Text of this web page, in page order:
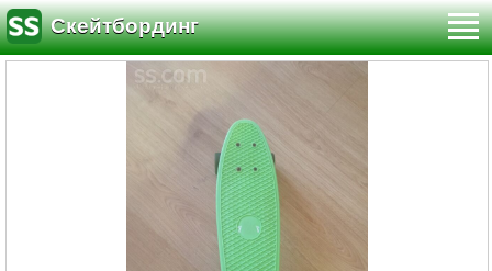
Скейтбординг